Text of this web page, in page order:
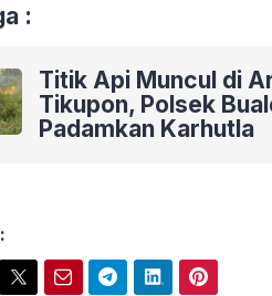
:
Titik Api Muncul di
Tikupon, Polsek
Padamkan Karhutla